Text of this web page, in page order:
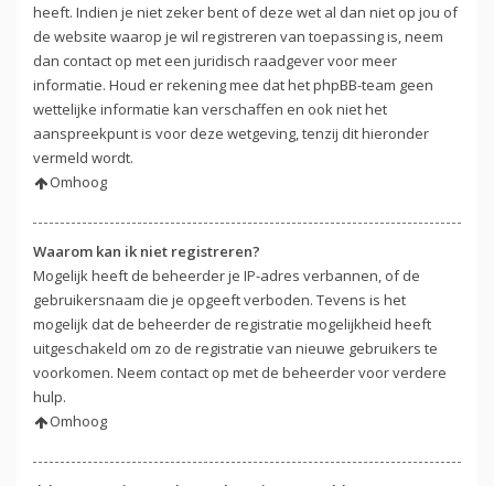
heeft. Indien je niet zeker bent of deze wet al dan niet op jou of
de website waarop je wil registreren van toepassing is, neem
dan contact op met een juridisch raadgever voor meer
informatie. Houd er rekening mee dat het phpBB-team geen
wettelijke informatie kan verschaffen en ook niet het
aanspreekpunt is voor deze wetgeving, tenzij dit hieronder
vermeld wordt.
Omhoog
Waarom kan ik niet registreren?
Mogelijk heeft de beheerder je IP-adres verbannen, of de
gebruikersnaam die je opgeeft verboden. Tevens is het
mogelijk dat de beheerder de registratie mogelijkheid heeft
uitgeschakeld om zo de registratie van nieuwe gebruikers te
voorkomen. Neem contact op met de beheerder voor verdere
hulp.
Omhoog